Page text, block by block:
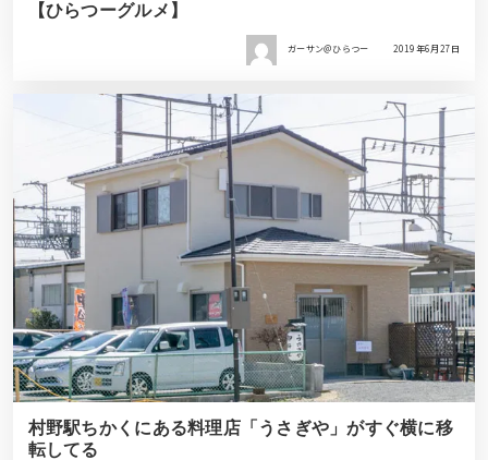
【ひらつーグルメ】
ガーサン＠ひらつー 2019年6月27日
村野駅ちかくにある料理店「うさぎや」がすぐ横に移
転してる